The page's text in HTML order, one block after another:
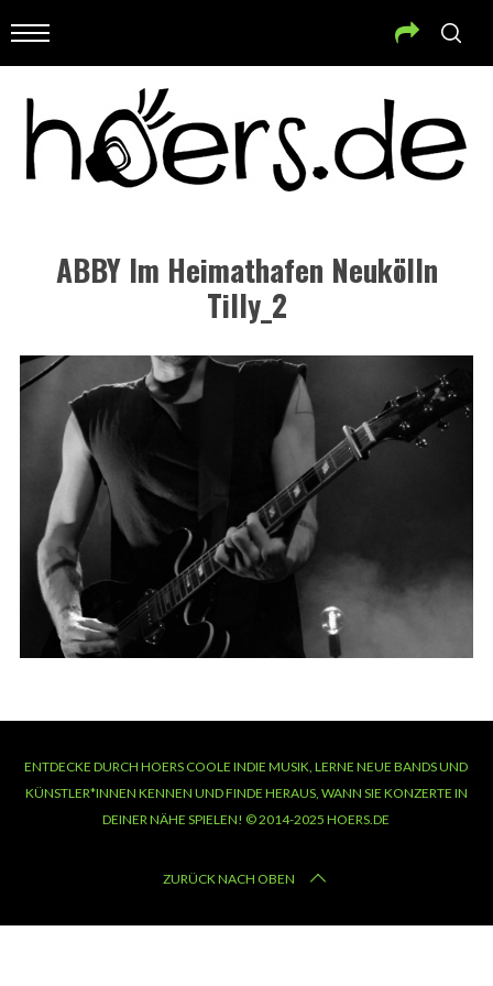
ABBY Im Heimathafen Neukölln
Tilly_2
ENTDECKE DURCH HOERS COOLE INDIE MUSIK, LERNE NEUE BANDS UND
KÜNSTLER*INNEN KENNEN UND FINDE HERAUS, WANN SIE KONZERTE IN
DEINER NÄHE SPIELEN! © 2014-2025 HOERS.DE
ZURÜCK NACH OBEN